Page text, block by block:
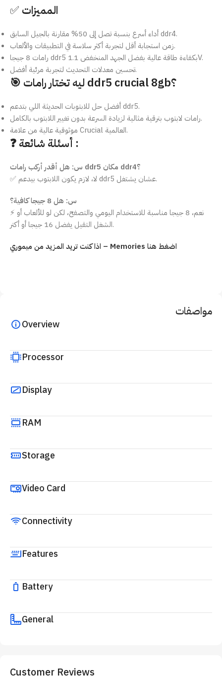
✅ المميزات
أداء أسرع بنسبة تصل إلى 50% مقارنة بالجيل السابق ddr4.
زمن استجابة أقل لتجربة أكثر سلاسة في التطبيقات والألعاب.
رامات 8 جيجا ddr5 بكفاءة طاقة عالية بفضل الجهد المنخفض 1.1V.
تحسين معدلات التحديث لتجربة مرئية أفضل.
🎯 ليه تختار رامات ddr5 crucial 8gb؟
أفضل حل للابتوبات الحديثة اللي بتدعم ddr5.
رامات لابتوب بترقية مثالية لزيادة السرعة بدون تغيير اللابتوب بالكامل.
موثوقية عالية من علامة Crucial العالمية.
❓ أسئلة شائعة :
س: هل أقدر أركب رامات ddr5 مكان ddr4؟
✅ لا، لازم يكون اللابتوب بيدعم ddr5 عشان يشتغل.
س: هل 8 جيجا كافية؟
⚡ نعم، 8 جيجا مناسبة للاستخدام اليومي والتصفح، لكن لو للألعاب أو
الشغل التقيل يفضل 16 جيجا أو أكتر.
مواصفات
Overview
Processor
Display
RAM
Storage
Video Card
Connectivity
Features
Battery
General
Customer Reviews